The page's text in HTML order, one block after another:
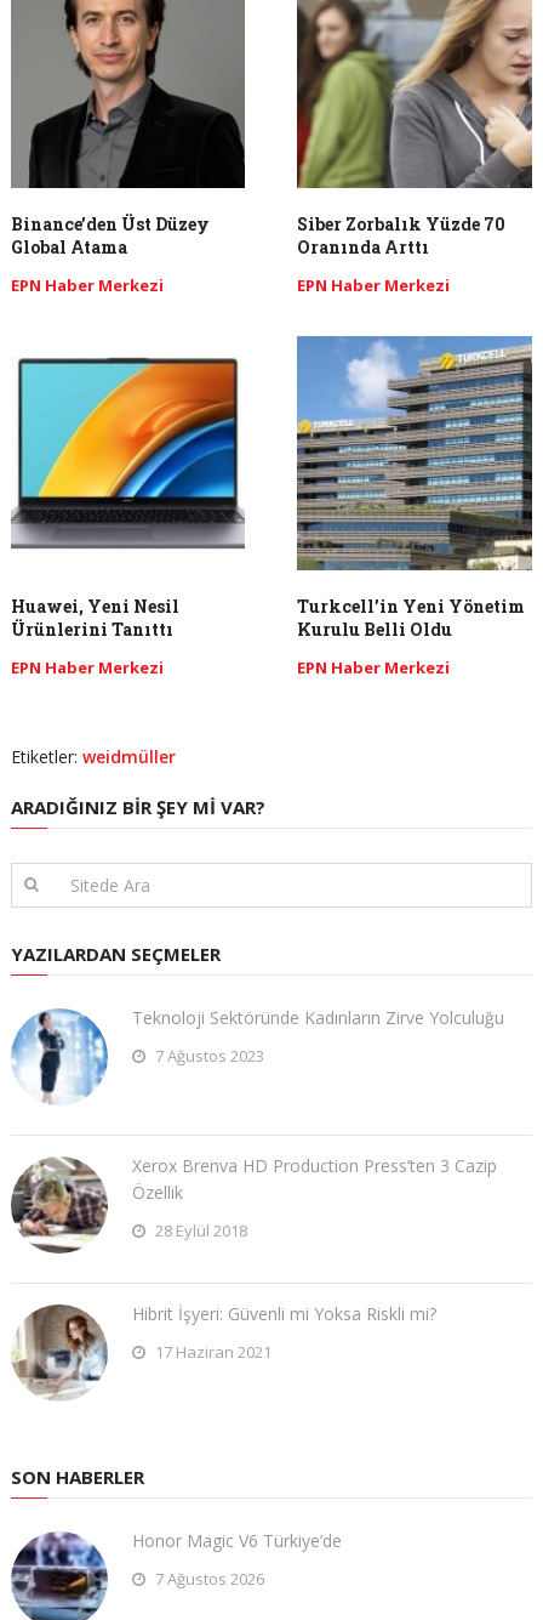
Binance’den Üst Düzey
Global Atama
EPN Haber Merkezi
Siber Zorbalık Yüzde 70
Oranında Arttı
EPN Haber Merkezi
Huawei, Yeni Nesil
Ürünlerini Tanıttı
EPN Haber Merkezi
Turkcell’in Yeni Yönetim
Kurulu Belli Oldu
EPN Haber Merkezi
Etiketler: weidmüller
ARADIĞINIZ BIR ŞEY MI VAR?
YAZILARDAN SEÇMELER
Teknoloji Sektöründe Kadınların Zirve Yolculuğu
7 Ağustos 2023
Xerox Brenva HD Production Press’ten 3 Cazip
Özellik
28 Eylül 2018
Hibrit İşyeri: Güvenli mi Yoksa Riskli mi?
17 Haziran 2021
SON HABERLER
Honor Magic V6 Türkiye’de
7 Ağustos 2026